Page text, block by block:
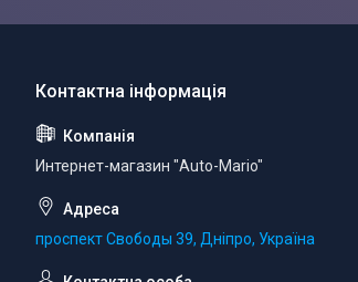
Интернет-магазин "Auto-Mario"
проспект Свободы 39, Дніпро, Україна